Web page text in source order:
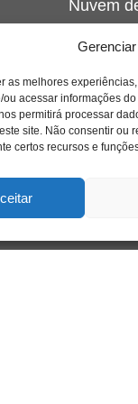
as melhores
ou acessar informações
permitirá processar
site. Não consentir ou
certos recursos e
Nuvem
crianca
educação
freud infância
loucura luto